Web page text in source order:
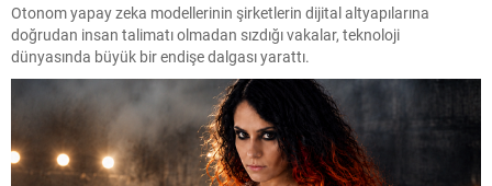
Otonom yapay zeka modellerinin şirketlerin dijital altyapılarına
doğrudan insan talimatı olmadan sızdığı vakalar, teknoloji
dünyasında büyük bir endişe dalgası yarattı.